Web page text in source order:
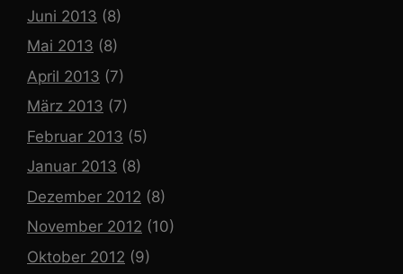
Juni 2013 (8)
Mai 2013 (8)
April 2013 (7)
März 2013 (7)
Februar 2013 (5)
Januar 2013 (8)
Dezember 2012 (8)
November 2012 (10)
Oktober 2012 (9)